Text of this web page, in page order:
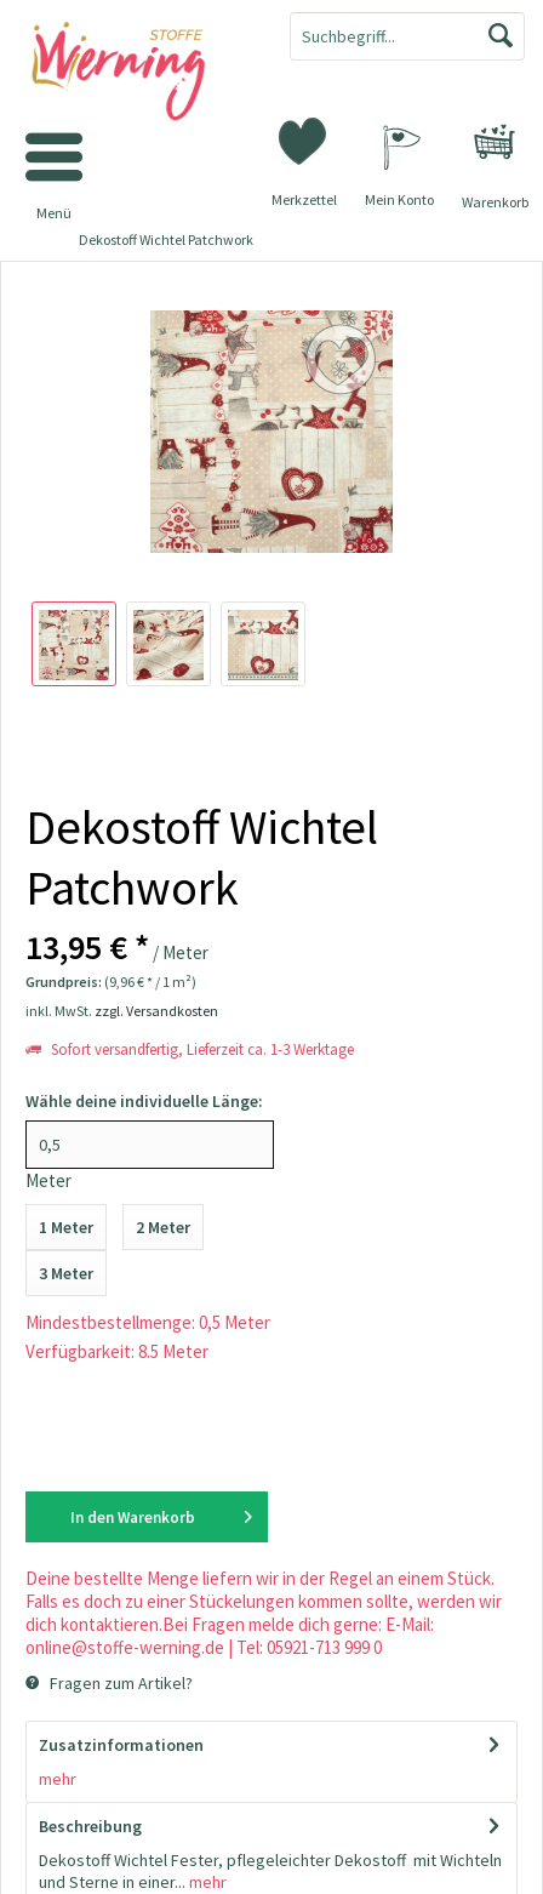
Warenkorb
Merkzettel Mein Konto
Menü
Dekostoff Wichtel Patchwork
Dekostoff Wichtel
Patchwork
13,95 € * / Meter
Grundpreis: (9,96 € * / 1 m²)
inkl. MwSt. zzgl. Versandkosten
Sofort versandfertig, Lieferzeit ca. 1-3 Werktage
Wähle deine individuelle Länge:
Meter
1 Meter 2 Meter
3 Meter
Mindestbestellmenge: 0,5 Meter
Verfügbarkeit: 8.5 Meter
In den Warenkorb
Deine bestellte Menge liefern wir in der Regel an einem Stück.
Falls es doch zu einer Stückelungen kommen sollte, werden wir
dich kontaktieren.Bei Fragen melde dich gerne: E-Mail:
online@stoffe-werning.de | Tel: 05921-713 999 0
Fragen zum Artikel?
Zusatzinformationen
mehr
Beschreibung
Dekostoff Wichtel Fester, pflegeleichter Dekostoff mit Wichteln
und Sterne in einer... mehr